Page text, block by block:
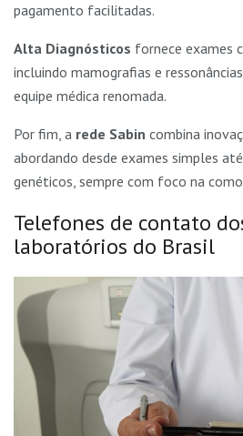
pagamento facilitadas.
Alta Diagnósticos fornece exames
incluindo mamografias e
equipe médica renomada.
Por fim, a rede Sabin combina
abordando desde exames simples
genéticos, sempre com foco na
Telefones de contato
laboratórios do Brasil